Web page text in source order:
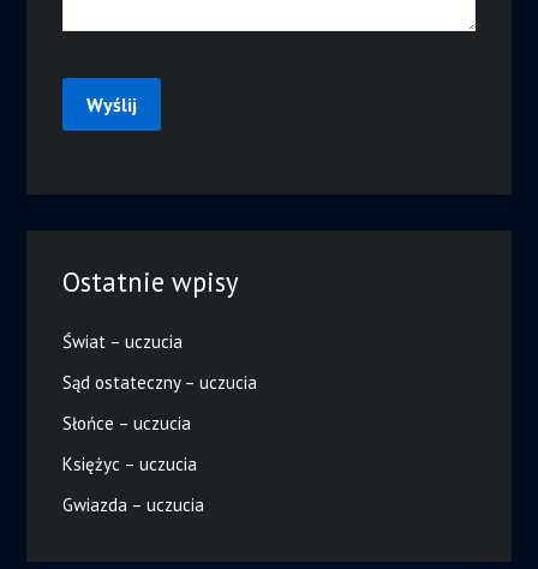
Ostatnie wpisy
Świat – uczucia
Sąd ostateczny – uczucia
Słońce – uczucia
Księżyc – uczucia
Gwiazda – uczucia